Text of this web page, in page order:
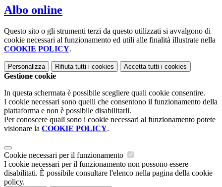
Albo online
Questo sito o gli strumenti terzi da questo utilizzati si avvalgono di
cookie necessari al funzionamento ed utili alle finalità illustrate nella
COOKIE POLICY.
Personalizza Rifiuta tutti i cookies Accetta tutti i cookies
Gestione cookie
In questa schermata è possibile scegliere quali cookie consentire.
I cookie necessari sono quelli che consentono il funzionamento della
piattaforma e non è possibile disabilitarli.
Per conoscere quali sono i cookie necessari al funzionamento potete
visionare la COOKIE POLICY.
Cookie necessari per il funzionamento
I cookie necessari per il funzionamento non possono essere
disabilitati. È possibile consultare l'elenco nella pagina della cookie
policy.